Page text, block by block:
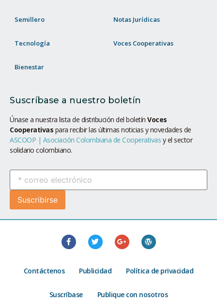
Semillero
Tecnología
Bienestar
Notas Jurídicas
Voces Cooperativas
Suscríbase a nuestro boletín
Únase a nuestra lista de distribución del boletín Voces
Cooperativas para recibir las últimas noticias y novedades de
ASCOOP | Asociación Colombiana de Cooperativas y el sector
solidario colombiano.
Contáctenos Publicidad Política de privacidad
Suscríbase Publique con nosotros